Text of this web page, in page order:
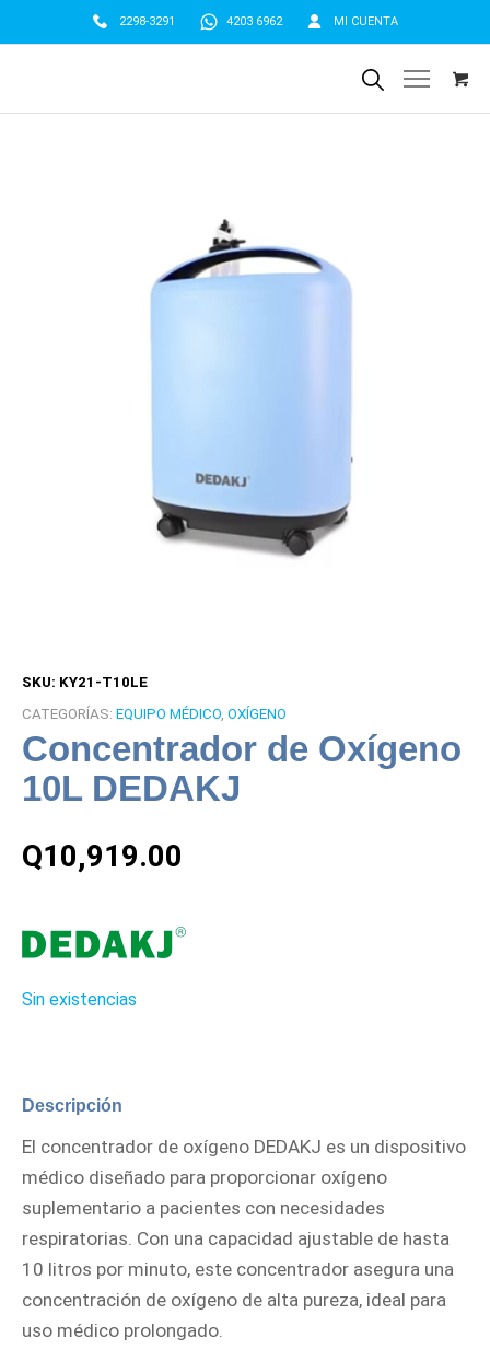
2298-3291 4203 6962 MI CUENTA
SKU: KY21-T10LE
CATEGORÍAS: EQUIPO MÉDICO OXÍGENO
Concentrador de Oxígeno
10L DEDAKJ
Q10,919.00
Sin existencias
Descripción
El concentrador de oxígeno DEDAKJ es un dispositivo
médico diseñado para proporcionar oxígeno
suplementario a pacientes con necesidades
respiratorias. Con una capacidad ajustable de hasta
10 litros por minuto, este concentrador asegura una
concentración de oxígeno de alta pureza, ideal para
uso médico prolongado.